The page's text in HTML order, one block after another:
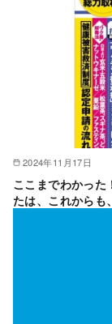
2024年11月17日
ここまでわかった
たは、これからも